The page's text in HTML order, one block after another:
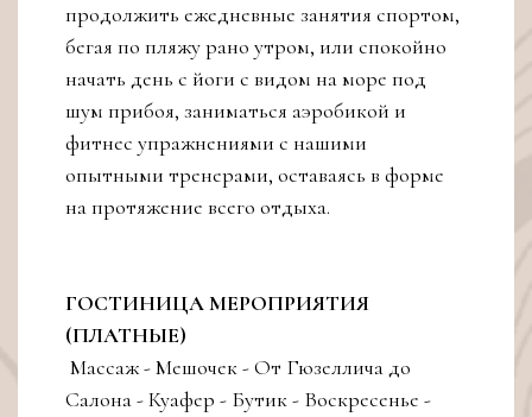
продолжить ежедневные занятия спортом,
бегая по пляжу рано утром, или спокойно
начать день с йоги с видом на море под
шум прибоя, заниматься аэробикой и
фитнес упражнениями с нашими
опытными тренерами, оставаясь в форме
на протяжение всего отдыха.
ГОСТИНИЦА МЕРОПРИЯТИЯ
(ПЛАТНЫЕ)
Массаж - Мешочек - От Гюзеллича до
Салона - Куафер - Бутик - Воскресенье -